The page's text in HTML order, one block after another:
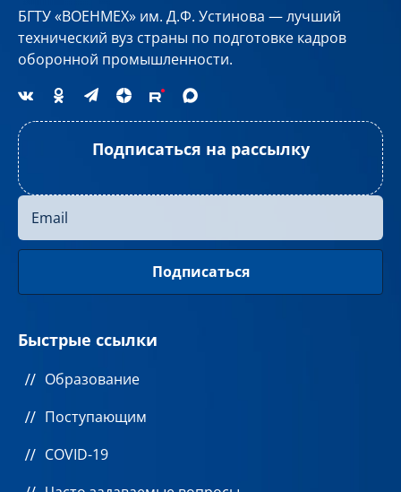
БГТУ «ВОЕНМЕХ» им. Д.Ф. Устинова — лучший
технический вуз страны по подготовке кадров
оборонной промышленности.
Подписаться на рассылку
Быстрые ссылки
Образование
Поступающим
COVID-19